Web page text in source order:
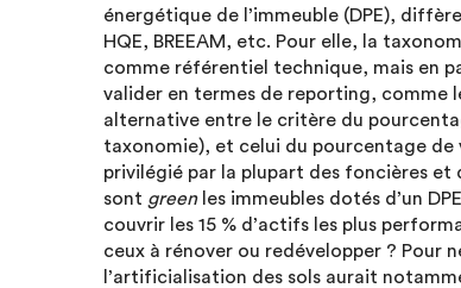
énergétique de l’immeuble (DPE),
HQE, BREEAM, etc. Pour elle, la
comme référentiel technique, mais en
valider en termes de reporting, comme
alternative entre le critère du
taxonomie), et celui du pourcentage de
privilégié par la plupart des foncières et
sont greenles immeubles dotés d’un
couvrir les 15 % d’actifs les plus
ceux à rénover ou redévelopper ? Pour
l’artificialisation des sols aurait